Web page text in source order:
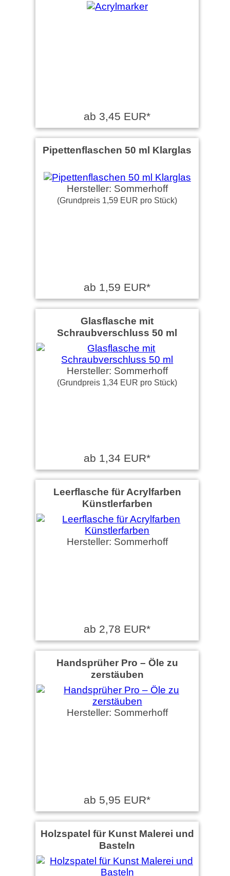
ab 3,45 EUR*
Pipettenflaschen 50 ml Klarglas
Hersteller: Sommerhoff
(Grundpreis 1,59 EUR pro Stück)
ab 1,59 EUR*
Glasflasche mit
Schraubverschluss 50 ml
Hersteller: Sommerhoff
(Grundpreis 1,34 EUR pro Stück)
ab 1,34 EUR*
Leerflasche für Acrylfarben
Künstlerfarben
Hersteller: Sommerhoff
ab 2,78 EUR*
Handsprüher Pro – Öle zu
zerstäuben
Hersteller: Sommerhoff
ab 5,95 EUR*
Holzspatel für Kunst Malerei und
Basteln